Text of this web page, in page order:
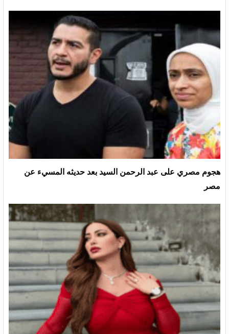
هجوم مصري على عبد الرحمن السيد بعد حديثه المسيء عن
مصر